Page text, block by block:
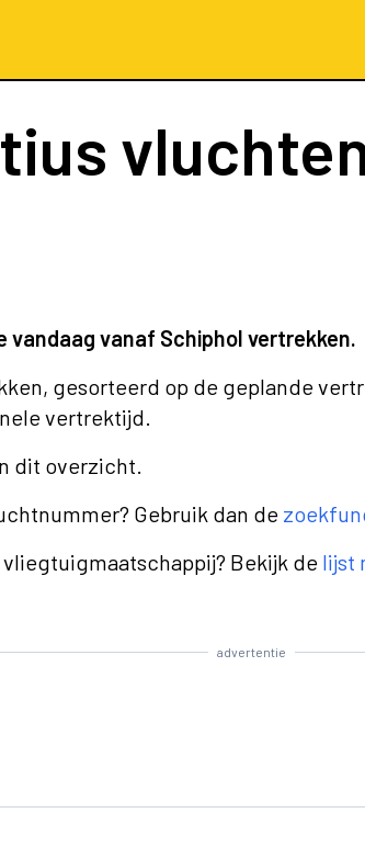
vandaag vanaf Schiphol vertrekken.
gesorteerd op de geplande
vertrektijd.
dit overzicht.
Gebruik dan de
Bekijk de lijst
advertentie